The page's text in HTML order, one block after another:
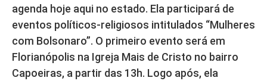
agenda hoje aqui no estado. Ela participará de
eventos políticos-religiosos intitulados “Mulheres
com Bolsonaro”. O primeiro evento será em
Florianópolis na Igreja Mais de Cristo no bairro
Capoeiras, a partir das 13h. Logo após, ela